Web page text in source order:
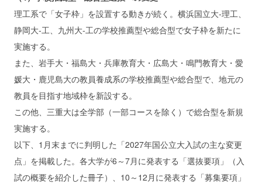
理工系で「女子枠」を設置する動きが続く。横浜国立大‐理工、
静岡大‐工、九州大‐工の学校推薦型や総合型で女子枠を新たに
実施する。
また、岩手大・福島大・兵庫教育大・広島大・鳴門教育大・愛
媛大・鹿児島大の教員養成系の学校推薦型や総合型で、地元の
教員を目指す地域枠を新設する。
この他、三重大は全学部（一部コースを除く）で総合型を新規
実施する。
以下、1月末までに判明した「2027年国公立大入試の主な変更
点」を掲載した。各大学が6～7月に発表する「選抜要項」（入
試の概要を紹介した冊子）、10～12月に発表する「募集要項」